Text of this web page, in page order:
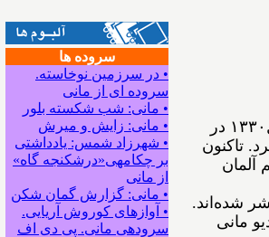
سروده ها
• در سرزمین نوخاسته.
سروده ای از مانی
• مانی: شب شکسته بلور
• مانی: زایش و میرش
• شهرزاد شمس: یادداشتی
بر چکامه‍ی«درشکنجه گاه»
از مانی
• مانی: گزارش گمان شکن
• آوازهای کوروش آریایی.
سروده‍ی مانی. پی دی اف
ﻣﻴﺮﺯﺍﺁﻗﺎﻋﺴگرﻯ(ﻣﺎﻧﻰ) شاعر، نویسنده و پژوهشگر ﺩﺭ ﺳﺎﻝ۱۳۳۰ در
ﺗﺎﻛﻨﻮﻥ
مانی از ﭘﺎﻳﻴﺰ ۱۳۶۳ مقیم ﺁﻟﻤﺎﻥ
ﺷﺪﻩ⁯اند.
مانی